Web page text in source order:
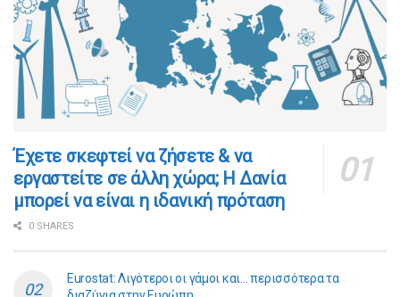
​​Έχετε σκεφτεί να ζήσετε & να
εργαστείτε σε άλλη χώρα; Η Δανία
μπορεί να είναι η ιδανική πρόταση
0 SHARES
Eurostat: Λιγότεροι οι γάμοι και… περισσότερα τα